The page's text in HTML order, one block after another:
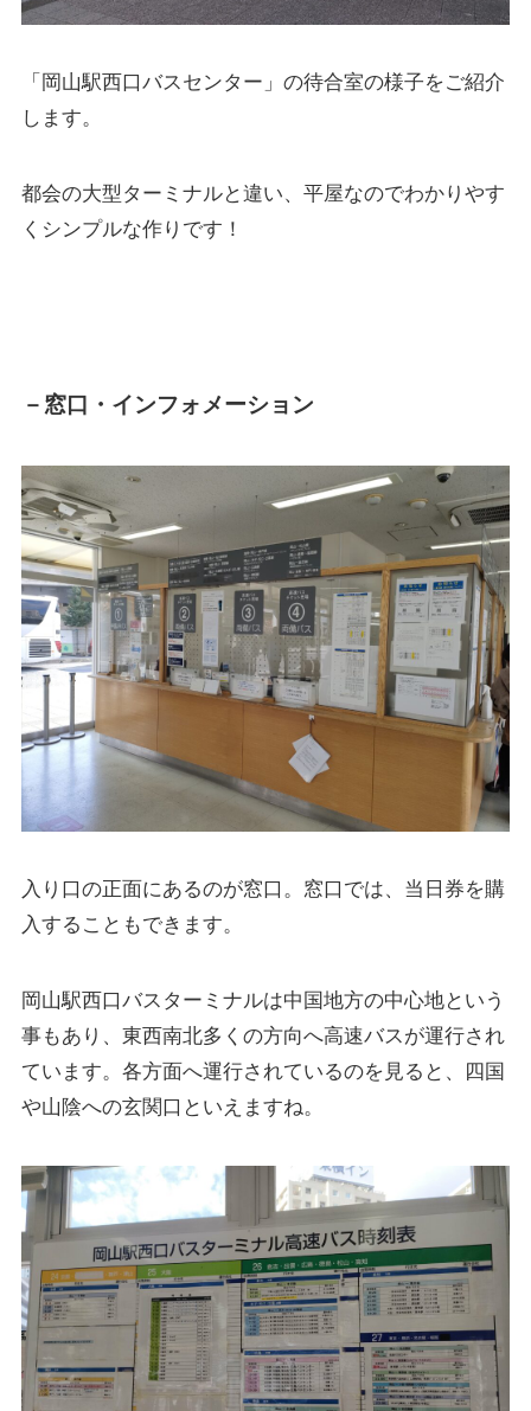
「岡山駅西口バスセンター」の待合室の様子をご紹介
します。
都会の大型ターミナルと違い、平屋なのでわかりやす
くシンプルな作りです！
－窓口・インフォメーション
入り口の正面にあるのが窓口。窓口では、当日券を購
入することもできます。
岡山駅西口バスターミナルは中国地方の中心地という
事もあり、東西南北多くの方向へ高速バスが運行され
ています。各方面へ運行されているのを見ると、四国
や山陰への玄関口といえますね。